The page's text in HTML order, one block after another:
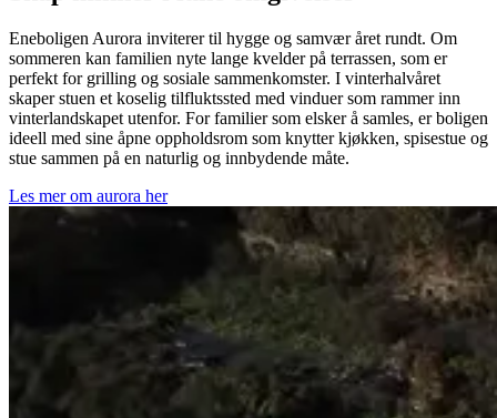
Eneboligen Aurora inviterer til hygge og samvær året rundt. Om
sommeren kan familien nyte lange kvelder på terrassen, som er
perfekt for grilling og sosiale sammenkomster. I vinterhalvåret
skaper stuen et koselig tilfluktssted med vinduer som rammer inn
vinterlandskapet utenfor. For familier som elsker å samles, er boligen
ideell med sine åpne oppholdsrom som knytter kjøkken, spisestue og
stue sammen på en naturlig og innbydende måte.
Les mer om aurora her